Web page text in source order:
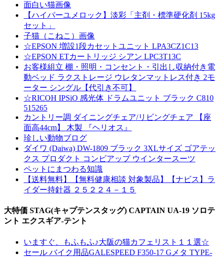
面白い猫画像
【ハイパーユメロック】淡彩「主剤・標準硬化剤 15kg
セット」
子猫（こねこ）画像
☆EPSON 増設1段カセットユニット LPA3CZ1C13
☆EPSON ETカートリッジ シアン LPC3T13C
お客様組立 棚・照明・コンセント・引出し収納付き電
動ベッド ラクストレージ ウレタンマットレス付き 2モ
ーター シングル【代引き不可】
☆RICOH IPSiO 感光体 ドラムユニット ブラック C810
515265
カントリー調 ダイニングチェア/リビングチェア 【座
面高44cm】 木製 『ヘリオス』
珍しい動物ブログ
ダイワ (Daiwa) DW-1809 ブラック 3XLサイズ ゴアテッ
クス プロダクト コンビアップ ウインタースーツ
ペットにまつわる知識
【送料無料】【無料健康相談 対象製品】【ナビス】ラ
イダー持針器 ２５２２４－１５
大特価 STAG(キャプテンスタッグ) CAPTAIN UA-19 ソロテ
ント エクスギア-テント
いますぐ、もふもふ♪大阪の猫カフェリスト１１選☆
セール バイク用品GALESPEED F350-17 Gメタ TYPE-